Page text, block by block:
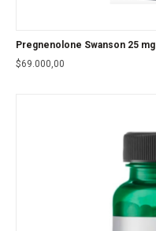
Pregnenolone Swanson 25 mg
$69.000,00